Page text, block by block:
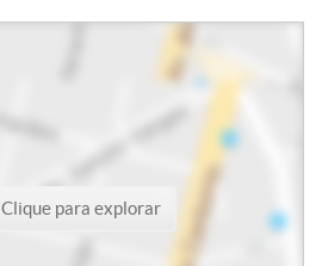
Clique para explorar